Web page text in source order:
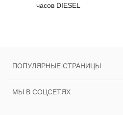
часов DIESEL
ПОПУЛЯРНЫЕ СТРАНИЦЫ
МЫ В СОЦСЕТЯХ